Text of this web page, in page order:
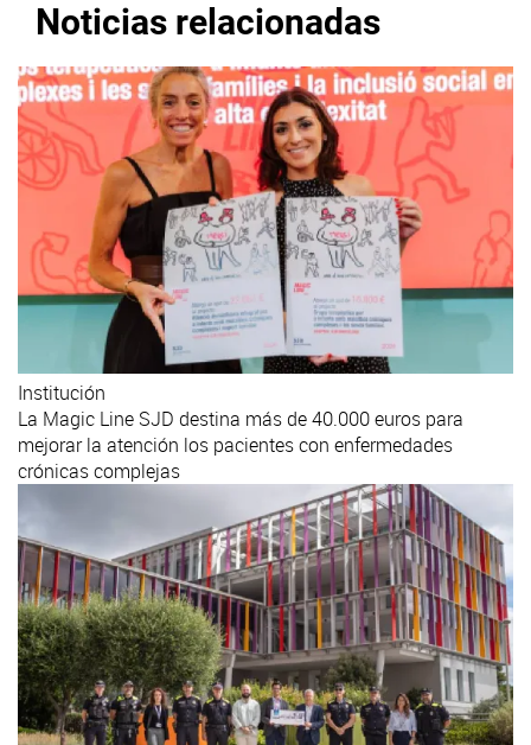
Noticias relacionadas
Institución
La Magic Line SJD destina más de 40.000 euros para
mejorar la atención los pacientes con enfermedades
crónicas complejas